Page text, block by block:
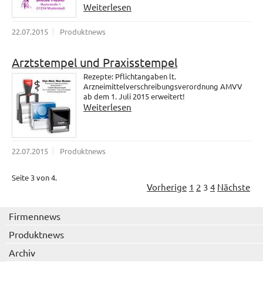
Weiterlesen
22.07.2015 Produktnews
Arztstempel und Praxisstempel
Rezepte: Pflichtangaben lt.
Arzneimittelverschreibungsverordnung AMVV
ab dem 1. Juli 2015 erweitert!
Weiterlesen
22.07.2015 Produktnews
Seite 3 von 4.
Vorherige 1 2 3 4 Nächste
Firmennews
Produktnews
Archiv